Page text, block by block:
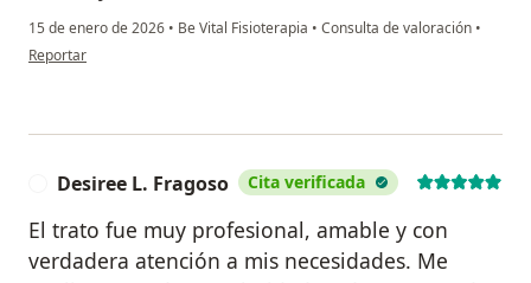
15 de enero de 2026 • Be Vital Fisioterapia • Consulta de valoración •
en opinión del usuario Paola M.
Reportar
Desiree L. Fragoso Cita verificada
El trato fue muy profesional, amable y con
verdadera atención a mis necesidades. Me